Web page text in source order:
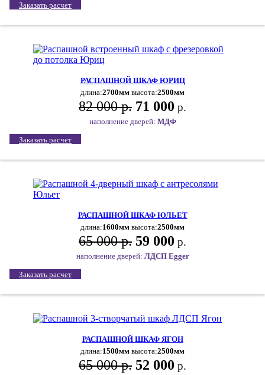
Заказать расчет
РАСПАШНОЙ ШКАФ ЮРИЦ
длина:2700мм высота:2500мм
82 000 р. 71 000 р.
наполнение дверей: МДФ
Заказать расчет
РАСПАШНОЙ ШКАФ ЮЛЬЕТ
длина:1600мм высота:2500мм
65 000 р. 59 000 р.
наполнение дверей: ЛДСП Egger
Заказать расчет
РАСПАШНОЙ ШКАФ ЯГОН
длина:1500мм высота:2500мм
65 000 р. 52 000 р.